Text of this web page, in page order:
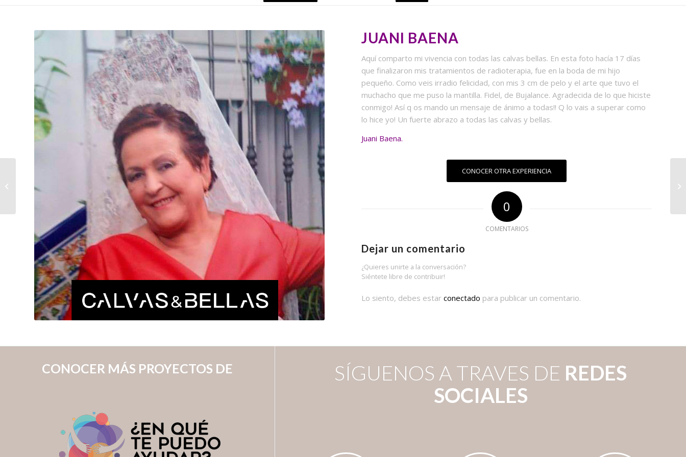
JUANI BAENA
Aquí comparto mi vivencia con todas las calvas bellas. En esta foto hacía 17 días
que finalizaron mis tratamientos de radioterapia, fue en la boda de mi hijo
pequeño. Como veis irradio felicidad, con mis 3 cm de pelo y el arte que tuvo el
muchacho que me puso la mantilla. Fidel, de Bujalance. Agradecida de lo que hiciste
conmigo! Así q os mando un mensaje de ánimo a todas!! Q lo vais a superar como
lo hice yo! Un fuerte abrazo a todas las calvas y bellas.
Juani Baena.
CONOCER OTRA EXPERIENCIA
0
COMENTARIOS
Dejar un comentario
¿Quieres unirte a la conversación?
Siéntete libre de contribuir!
Lo siento, debes estarconectado para publicar un comentario.
CONOCER MÁS PROYECTOS DE SÍGUENOS A TRAVES DE REDES
SOCIALES
A PELO: TOÑI CABELLO